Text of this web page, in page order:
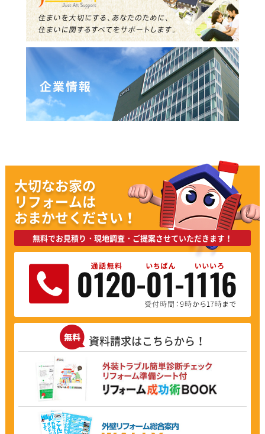
大切なお家の
リフォームは
おまかせください！
無料でお見積り・現地調査・ご提案させていただきます！
資料請求はこちらから！